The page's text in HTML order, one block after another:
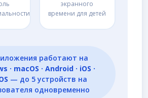
экранного
времени для детей
работают на
· macOS · Android · iOS ·
— до 5 устройств на
одновременно